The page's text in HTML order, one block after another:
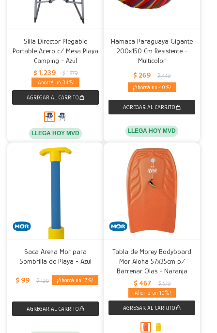
Silla Director Plegable
Portable Acero c/ Mesa Playa
Camping - Azul
$ 1.239 $ 1.879
34
LLEGA HOY MVD
Hamaca Paraguaya Gigante
200x150 Cm Resistente -
Multicolor
$ 269 $ 449
40
LLEGA HOY MVD
Saca Arena Mor para
Sombrilla de Playa - Azul
$ 99 $ 120 17
Tabla de Morey Bodyboard
Mor Aloha 57x35cm p/
Barrenar Olas - Naranja
$ 467 $ 519
10